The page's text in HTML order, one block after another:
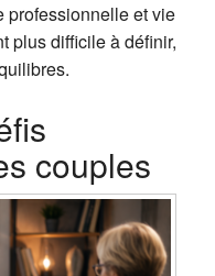
professionnelle et vie
plus difficile à définir,
couples